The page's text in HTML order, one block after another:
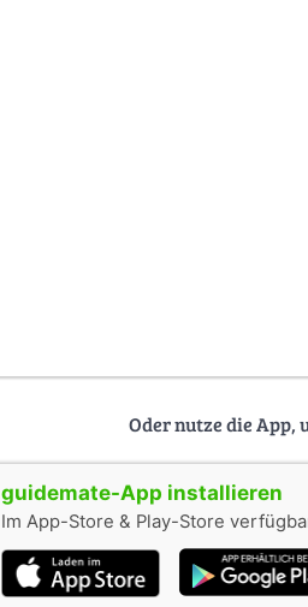
Oder nutze die App,
guidemate-App installieren
Im App-Store & Play-Store